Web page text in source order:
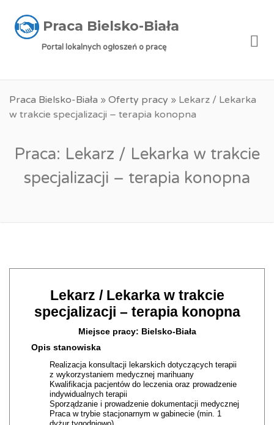
Praca Bielsko-Biała
Portal lokalnych ogłoszeń o pracę
Praca Bielsko-Biała » Oferty pracy » Lekarz / Lekarka
w trakcie specjalizacji – terapia konopna
Praca: Lekarz / Lekarka w trakcie
specjalizacji – terapia konopna
Lekarz / Lekarka w trakcie
specjalizacji – terapia konopna
Miejsce pracy: Bielsko-Biała
Opis stanowiska
Realizacja konsultacji lekarskich dotyczących terapii
z wykorzystaniem medycznej marihuany
Kwalifikacja pacjentów do leczenia oraz prowadzenie
indywidualnych terapii
Sporządzanie i prowadzenie dokumentacji medycznej
Praca w trybie stacjonarnym w gabinecie (min. 1